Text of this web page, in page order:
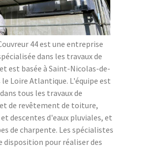
44 est une entreprise
dans les travaux de
est basée à Saint-Nicolas-de-
le Loire Atlantique. L'équipe est
tous les travaux de
de revêtement de toiture,
descentes d'eaux pluviales, et
de charpente. Les spécialistes
disposition pour réaliser des